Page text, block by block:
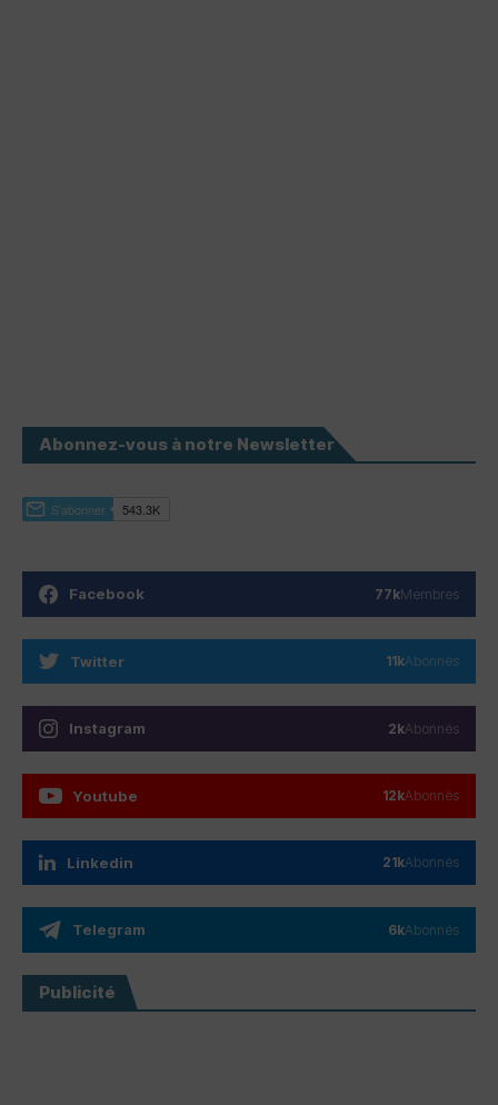
Abonnez-vous à notre Newsletter
Facebook 77kMembres
Twitter 11kAbonnés
Instagram 2kAbonnés
Youtube 12kAbonnés
Linkedin 21kAbonnés
Telegram 6kAbonnés
Publicité